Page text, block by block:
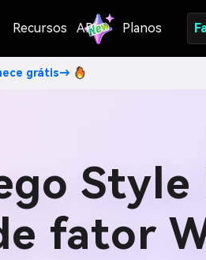
Recursos API Planos
grátis→
Style
fator